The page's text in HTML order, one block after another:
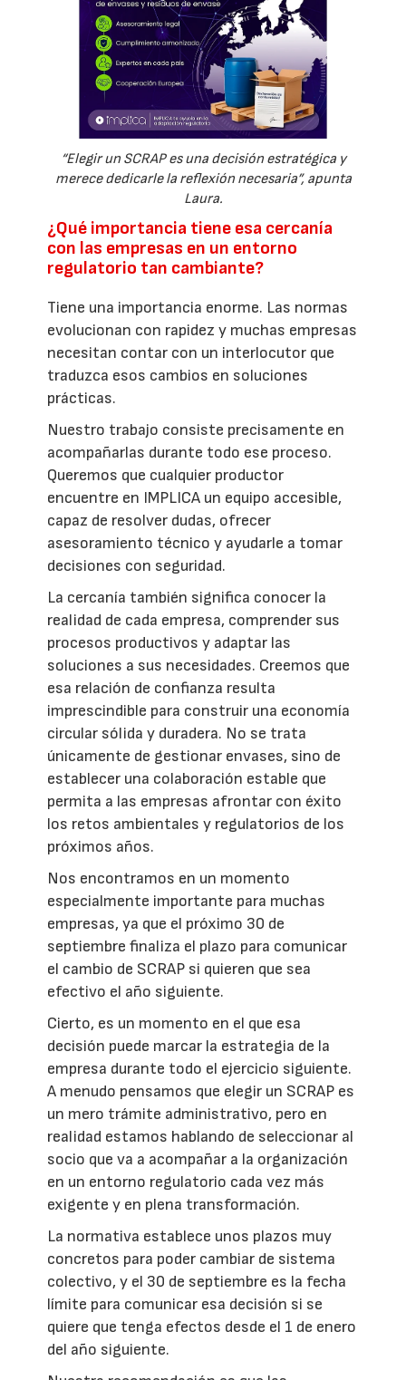
“Elegir un SCRAP es una decisión estratégica y
merece dedicarle la reflexión necesaria”, apunta
Laura.
¿Qué importancia tiene esa cercanía
con las empresas en un entorno
regulatorio tan cambiante?
Tiene una importancia enorme. Las normas
evolucionan con rapidez y muchas empresas
necesitan contar con un interlocutor que
traduzca esos cambios en soluciones
prácticas.
Nuestro trabajo consiste precisamente en
acompañarlas durante todo ese proceso.
Queremos que cualquier productor
encuentre en IMPLICA un equipo accesible,
capaz de resolver dudas, ofrecer
asesoramiento técnico y ayudarle a tomar
decisiones con seguridad.
La cercanía también significa conocer la
realidad de cada empresa, comprender sus
procesos productivos y adaptar las
soluciones a sus necesidades. Creemos que
esa relación de confianza resulta
imprescindible para construir una economía
circular sólida y duradera. No se trata
únicamente de gestionar envases, sino de
establecer una colaboración estable que
permita a las empresas afrontar con éxito
los retos ambientales y regulatorios de los
próximos años.
Nos encontramos en un momento
especialmente importante para muchas
empresas, ya que el próximo 30 de
septiembre finaliza el plazo para comunicar
el cambio de SCRAP si quieren que sea
efectivo el año siguiente.
Cierto, es un momento en el que esa
decisión puede marcar la estrategia de la
empresa durante todo el ejercicio siguiente.
A menudo pensamos que elegir un SCRAP es
un mero trámite administrativo, pero en
realidad estamos hablando de seleccionar al
socio que va a acompañar a la organización
en un entorno regulatorio cada vez más
exigente y en plena transformación.
La normativa establece unos plazos muy
concretos para poder cambiar de sistema
colectivo, y el 30 de septiembre es la fecha
límite para comunicar esa decisión si se
quiere que tenga efectos desde el 1 de enero
del año siguiente.